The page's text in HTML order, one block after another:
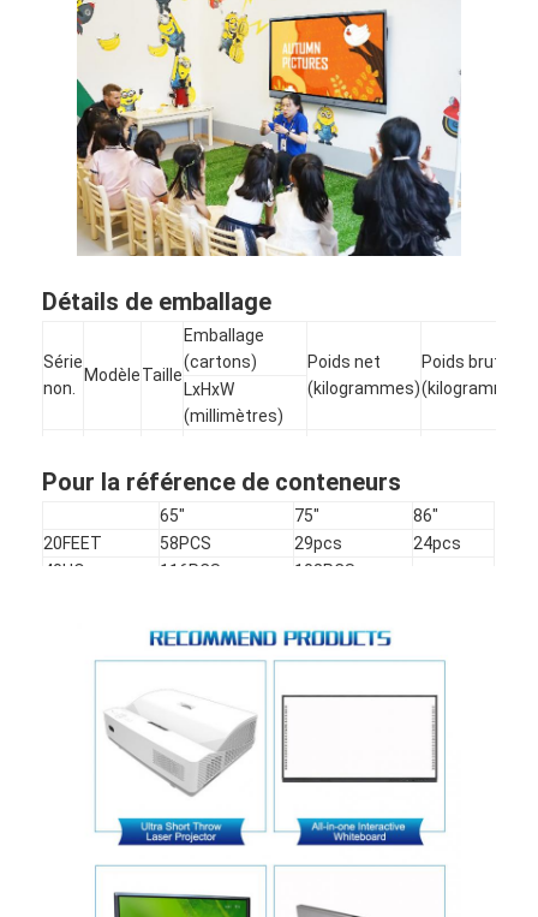
Détails de emballage
Série
non.
ModèleTaille
Emballage
(cartons)
Poids net
(kilogrammes)
Poids brut
(kilogrammes)
LxHxW
(millimètres)
XP3
2
75 1873x1204x240 54
Pour la référence de conteneurs
65" 75"
86"
20FEET
58PCS 29pcs
24pcs
40HQ
116PCS 108PCS